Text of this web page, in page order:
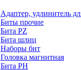
Адаптер, удлинитель
Биты прочие
Бита PZ
Бита шлиц
Наборы бит
Головка магнитная
Бита PH